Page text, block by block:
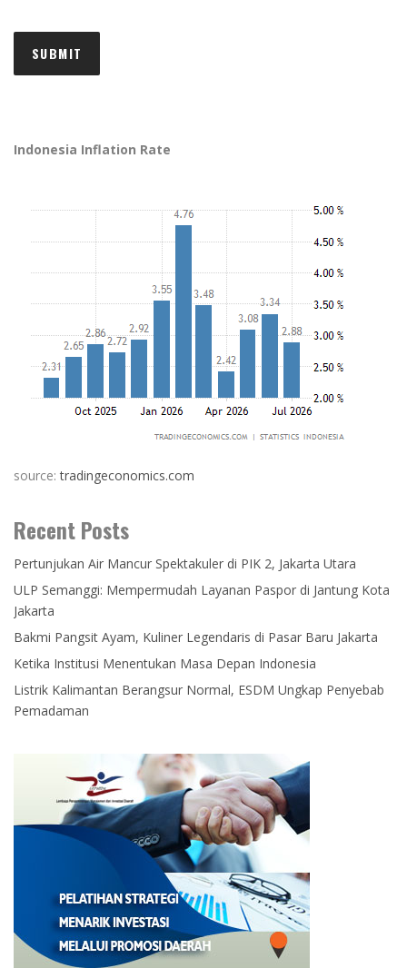
Indonesia Inflation Rate
source:tradingeconomics.com
Recent Posts
Pertunjukan Air Mancur Spektakuler di PIK 2, Jakarta Utara
ULP Semanggi: Mempermudah Layanan Paspor di Jantung Kota
Jakarta
Bakmi Pangsit Ayam, Kuliner Legendaris di Pasar Baru Jakarta
Ketika Institusi Menentukan Masa Depan Indonesia
Listrik Kalimantan Berangsur Normal, ESDM Ungkap Penyebab
Pemadaman